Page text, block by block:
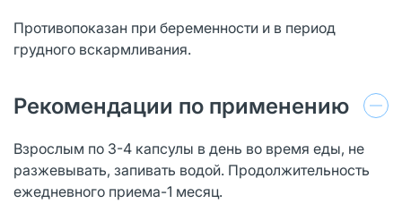
Противопоказан при беременности и в период
грудного вскармливания.
Рекомендации по применению
Взрослым по 3-4 капсулы в день во время еды, не
разжевывать, запивать водой. Продолжительность
ежедневного приема-1 месяц.